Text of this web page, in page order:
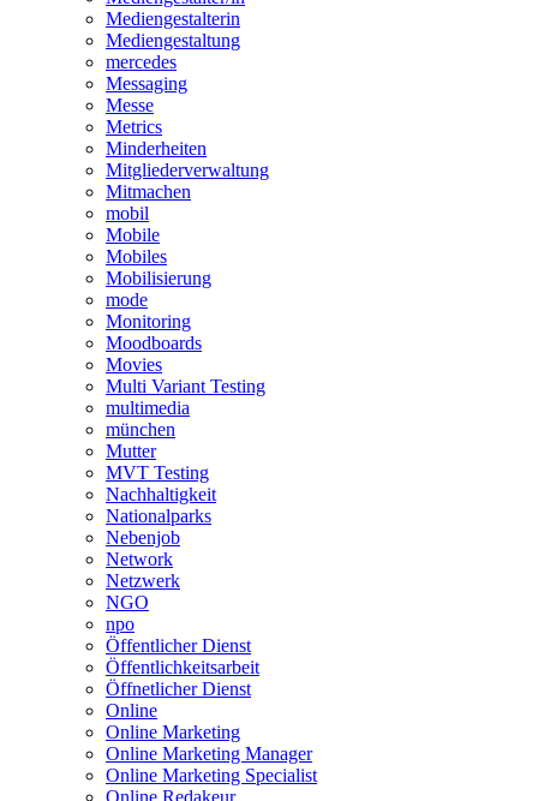
Mediengestalterin
Mediengestaltung
mercedes
Messaging
Messe
Metrics
Minderheiten
Mitgliederverwaltung
Mitmachen
mobil
Mobile
Mobiles
Mobilisierung
mode
Monitoring
Moodboards
Movies
Multi Variant Testing
multimedia
münchen
Mutter
MVT Testing
Nachhaltigkeit
Nationalparks
Nebenjob
Network
Netzwerk
NGO
npo
Öffentlicher Dienst
Öffentlichkeitsarbeit
Öffnetlicher Dienst
Online
Online Marketing
Online Marketing Manager
Online Marketing Specialist
Online Redakeur